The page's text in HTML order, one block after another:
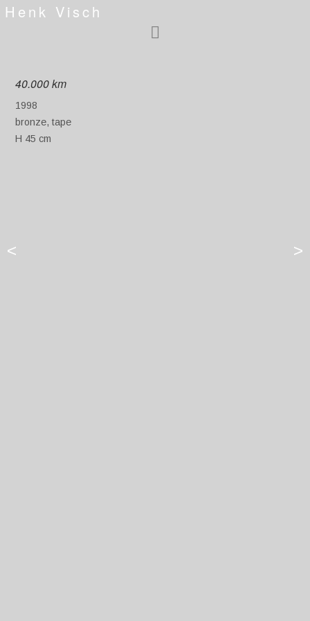
Henk Visch
>
<
40.000 km
1998
bronze, tape
H 45 cm